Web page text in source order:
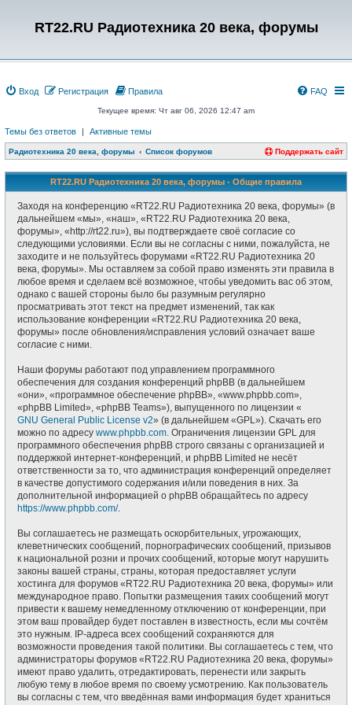
RT22.RU Радиотехника 20 века, форумы
Вход Регистрация FAQ
Правила
Текущее время: Чт авг 06, 2026 12:47 am
Темы без ответов | Активные темы
Радиотехника 20 века, форумы Список форумов Поддержать сайт
RT22.RU Радиотехника 20 века, форумы - Общие правила
Заходя на конференцию «RT22.RU Радиотехника 20 века, форумы» (в
дальнейшем «мы», «наш», «RT22.RU Радиотехника 20 века,
форумы», «http://rt22.ru»), вы подтверждаете своё согласие со
следующими условиями. Если вы не согласны с ними, пожалуйста, не
заходите и не пользуйтесь форумами «RT22.RU Радиотехника 20
века, форумы». Мы оставляем за собой право изменять эти правила в
любое время и сделаем всё возможное, чтобы уведомить вас об этом,
однако с вашей стороны было бы разумным регулярно
просматривать этот текст на предмет изменений, так как
использование конференции «RT22.RU Радиотехника 20 века,
форумы» после обновления/исправления условий означает ваше
согласие с ними.
Наши форумы работают под управлением программного
обеспечения для создания конференций phpBB (в дальнейшем
«они», «программное обеспечение phpBB», «www.phpbb.com»,
«phpBB Limited», «phpBB Teams»), выпущенного по лицензии «
GNU General Public License v2» (в дальнейшем «GPL»). Скачать его
можно по адресу www.phpbb.com. Ограничения лицензии GPL для
программного обеспечения phpBB строго связаны с организацией и
поддержкой интернет-конференций, и phpBB Limited не несёт
ответственности за то, что администрация конференций определяет
в качестве допустимого содержания и/или поведения в них. За
дополнительной информацией о phpBB обращайтесь по адресу
https://www.phpbb.com/.
Вы соглашаетесь не размещать оскорбительных, угрожающих,
клеветнических сообщений, порнографических сообщений, призывов
к национальной розни и прочих сообщений, которые могут нарушить
законы вашей страны, страны, которая предоставляет услуги
хостинга для форумов «RT22.RU Радиотехника 20 века, форумы» или
международное право. Попытки размещения таких сообщений могут
привести к вашему немедленному отключению от конференции, при
этом ваш провайдер будет поставлен в известность, если мы сочтём
это нужным. IP-адреса всех сообщений сохраняются для
возможности проведения такой политики. Вы соглашаетесь с тем, что
администраторы форумов «RT22.RU Радиотехника 20 века, форумы»
имеют право удалить, отредактировать, перенести или закрыть
любую тему в любое время по своему усмотрению. Как пользователь
вы согласны с тем, что введённая вами информация будет храниться